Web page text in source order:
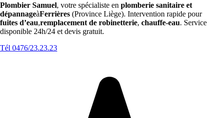
Plombier Samuel, votre spécialiste en plomberie sanitaire et
dépannageàFerrières (Province Liège). Intervention rapide pour
fuites d’eau,remplacement de robinetterie, chauffe-eau. Service
disponible 24h/24 et devis gratuit.
Tél 0476/23.23.23